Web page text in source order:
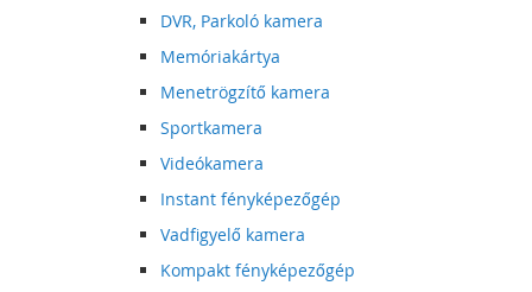
DVR, Parkoló kamera
Memóriakártya
Menetrögzítő kamera
Sportkamera
Videókamera
Instant fényképezőgép
Vadfigyelő kamera
Kompakt fényképezőgép